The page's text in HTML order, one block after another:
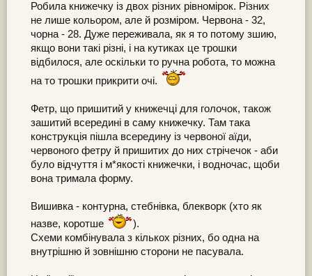
Робила книжечку із двох різних рівномірок. Різних
не лише кольором, але й розміром. Червона - 32,
чорна - 28. Дуже переживала, як я то потому зшию,
якщо вони такі різні, і на кутиках це трошки
відбилося, але оскільки то ручна робота, то можна
на то трошки прикрити очі.
Фетр, що пришитий у книжечці для голочок, також
зашитий всередині в саму книжечку. Там така
конструкція пішла всередину із червоної аїди,
червоного фетру й пришитих до них стрічечок - аби
було відчуття і м*якості книжечки, і водночас, щоби
вона тримала форму.
Вишивка - контурна, стебнівка, блекворк (хто як
назве, коротше
).
Схеми комбінувала з кількох різних, бо одна на
внутрішню й зовнішню сторони не пасувала.